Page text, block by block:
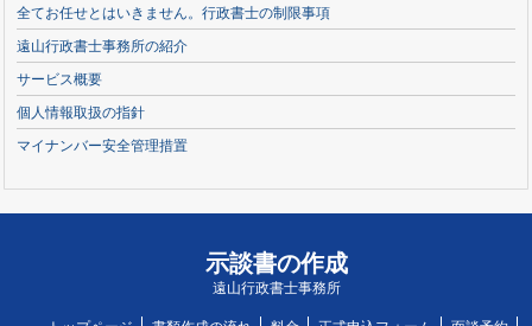
全てお任せとはいきません。行政書士の制限事項
遠山行政書士事務所の紹介
サービス概要
個人情報取扱の指針
マイナンバー安全管理措置
示談書の作成
遠山行政書士事務所